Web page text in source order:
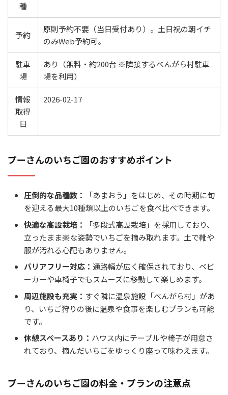
種
予約
原則予約不要（当日受付あり）。土日祝の朝イチ
のみWeb予約可。
駐車
場
あり（無料・約200台 ※隣接するべんがら村駐車
場を利用）
情報
取得
日
2026-02-17
プーさんのいちご園のおすすめポイント
圧倒的な品種数：
「あまおう」をはじめ、その時期に旬
を迎える最大10種類以上のいちごを食べ比べできます。
快適な高設栽培：
「多段式高設栽培」を採用しており、
立ったまま楽な姿勢でいちごを摘み取れます。土で靴や
服が汚れる心配もありません。
バリアフリー対応： 通路幅が広く確保されており、ベビ
ーカーや車椅子でもスムーズに移動して楽しめます。
周辺施設も充実： すぐ隣に温泉施設「べんがら村」があ
り、いちご狩りの後に温泉や食事を楽しむプランも可能
です。
休憩スペースあり： ハウス内にテーブルや椅子が用意さ
れており、摘んだいちごをゆっくり座って味わえます。
プーさんのいちご園の料金・プランの注意点